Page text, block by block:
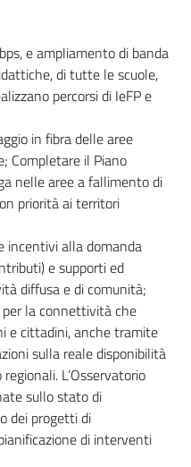
e ampliamento di banda
di tutte le scuole,
percorsi di IeFP e
in fibra delle aree
Completare il Piano
nelle aree a fallimento di
priorità ai territori
incentivi alla domanda
e supporti ed
diffusa e di comunità;
per la connettività che
e cittadini, anche tramite
sulla reale disponibilità
L’Osservatorio
sullo stato di
dei progetti di
di interventi